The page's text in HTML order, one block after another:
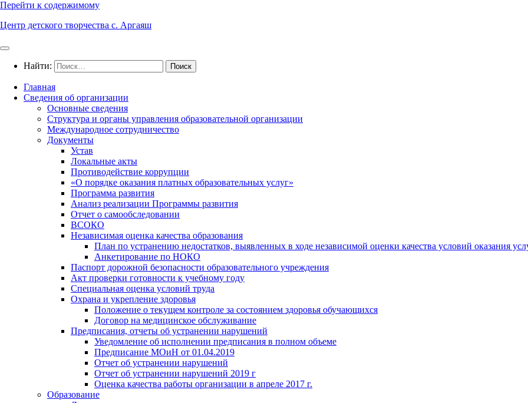
Перейти к содержимому
Центр детского творчества с. Аргаяш
Найти:
Главная
Сведения об организации
Основные сведения
Структура и органы управления образовательной организации
Международное сотрудничество
Документы
Устав
Локальные акты
Противодействие коррупции
«О порядке оказания платных образовательных услуг»
Программа развития
Анализ реализации Программы развития
Отчет о самообследовании
ВСОКО
Независимая оценка качества образования
План по устранению недостатков, выявленных в ходе независимой оценки качества условий оказания
Анкетирование по НОКО
Паспорт дорожной безопасности образовательного учреждения
Акт проверки готовности к учебному году
Специальная оценка условий труда
Охрана и укрепление здоровья
Положение о текущем контроле за состоянием здоровья обучающихся
Договор на медицинское обслуживание
Предписания, отчеты об устранении нарушений
Уведомление об исполнении предписания в полном объеме
Предписание МОиН от 01.04.2019
Отчет об устранении нарушений
Отчет об устранении нарушений 2019 г
Оценка качества работы организации в апреле 2017 г.
Образование